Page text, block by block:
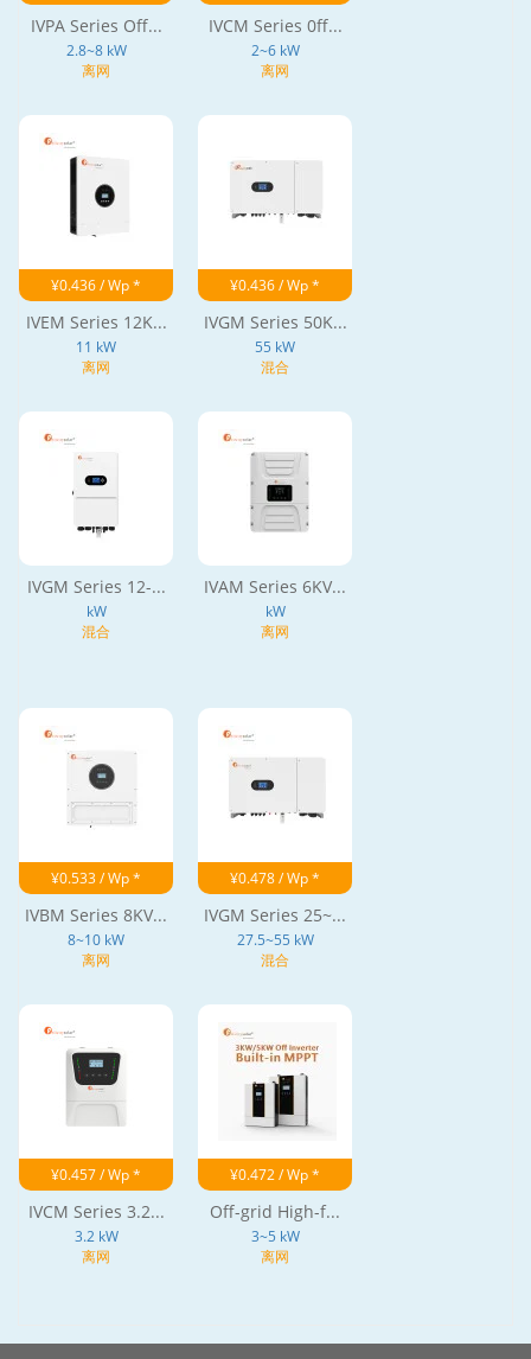
IVPA Series Off...
2.8~8 kW
离网
IVCM Series 0ff...
2~6 kW
离网
¥0.436 / Wp *
IVEM Series 12K...
11 kW
离网
¥0.436 / Wp *
IVGM Series 50K...
55 kW
混合
IVGM Series 12-...
kW
混合
IVAM Series 6KV...
kW
离网
¥0.533 / Wp *
IVBM Series 8KV...
8~10 kW
离网
¥0.478 / Wp *
IVGM Series 25~...
27.5~55 kW
混合
¥0.457 / Wp *
IVCM Series 3.2...
3.2 kW
离网
¥0.472 / Wp *
Off-grid High-f...
3~5 kW
离网